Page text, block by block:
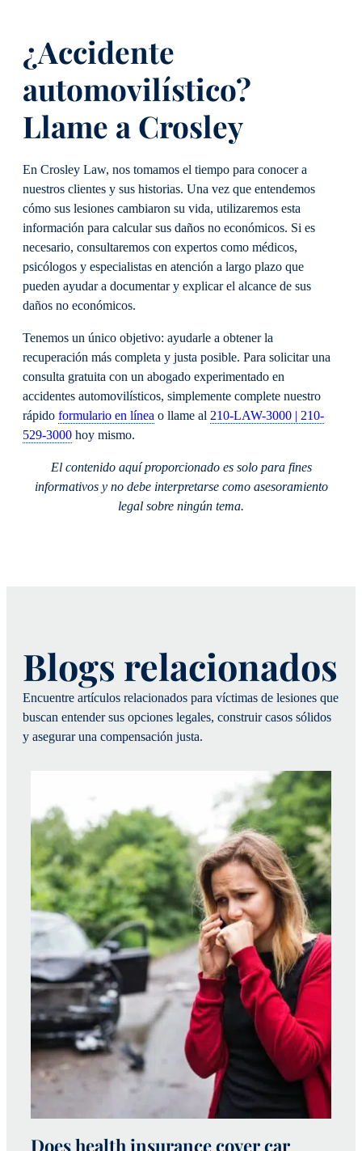
¿Accidente
automovilístico?
Llame a Crosley
En Crosley Law, nos tomamos el tiempo para conocer a
nuestros clientes y sus historias. Una vez que entendemos
cómo sus lesiones cambiaron su vida, utilizaremos esta
información para calcular sus daños no económicos. Si es
necesario, consultaremos con expertos como médicos,
psicólogos y especialistas en atención a largo plazo que
pueden ayudar a documentar y explicar el alcance de sus
daños no económicos.
Tenemos un único objetivo: ayudarle a obtener la
recuperación más completa y justa posible. Para solicitar una
consulta gratuita con un abogado experimentado en
accidentes automovilísticos, simplemente complete nuestro
rápido formulario en línea o llame al 210-LAW-3000 | 210-
529-3000 hoy mismo.
El contenido aquí proporcionado es solo para fines
informativos y no debe interpretarse como asesoramiento
legal sobre ningún tema.
Does health insurance cover car
Blogs relacionados
Encuentre artículos relacionados para víctimas de lesiones que
buscan entender sus opciones legales, construir casos sólidos
y asegurar una compensación justa.